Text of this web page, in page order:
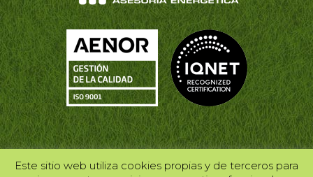
Este sitio web utiliza cookies propias y de terceros para